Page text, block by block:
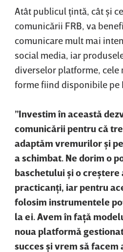
Atât publicul ţintă, cât şi
comunicării FRB, va
comunicare mult mai
social media, iar
diverselor platforme, cele
forme fiind disponibile pe
”Investim în această
comunicării pentru că
adaptăm vremurilor şi
a schimbat. Ne dorim o
baschetului şi o creştere
practicanţi, iar pentru
folosim instrumentele
la ei. Avem în faţă
noua platformă
succes şi vrem să facem